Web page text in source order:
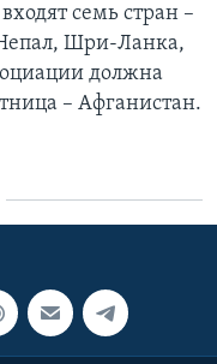
семь стран –
Шри-Ланка,
должна
– Афганистан.